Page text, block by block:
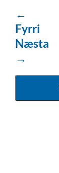
←
Fyrri
Næsta
→